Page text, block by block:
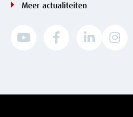
Meer actualiteiten
   